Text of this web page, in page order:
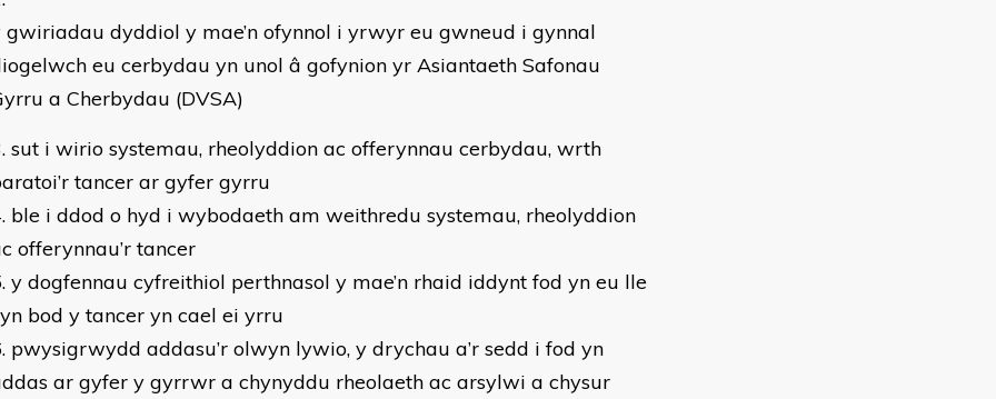
gwiriadau dyddiol y mae’n ofynnol i yrwyr eu gwneud i gynnal
eu cerbydau yn unol â gofynion yr Asiantaeth Safonau
a Cherbydau (DVSA)
sut i wirio systemau, rheolyddion ac offerynnau cerbydau, wrth
tancer ar gyfer gyrru
ble i ddod o hyd i wybodaeth am weithredu systemau, rheolyddion
offerynnau’r tancer
y dogfennau cyfreithiol perthnasol y mae’n rhaid iddynt fod yn eu lle
bod y tancer yn cael ei yrru
pwysigrwydd addasu’r olwyn lywio, y drychau a’r sedd i fod yn
ar gyfer y gyrrwr a chynyddu rheolaeth ac arsylwi a chysur